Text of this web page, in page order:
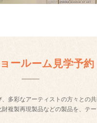
ールーム見学予約
多彩なアーティストの方々との
財複製再現製品などの製品を、テ